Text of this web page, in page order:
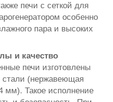
печи с сеткой для
особенно
пара и высоких
и качество
печи изготовлены
стали (нержавеющая
мм). Такое исполнение